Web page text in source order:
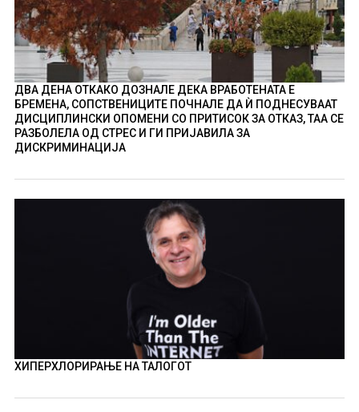
ДВА ДЕНА ОТКАКО ДОЗНАЛЕ ДЕКА ВРАБОТЕНАТА Е
БРЕМЕНА, СОПСТВЕНИЦИТЕ ПОЧНАЛЕ ДА Ѝ ПОДНЕСУВААТ
ДИСЦИПЛИНСКИ ОПОМЕНИ СО ПРИТИСОК ЗА ОТКАЗ, ТАА СЕ
РАЗБОЛЕЛА ОД СТРЕС И ГИ ПРИЈАВИЛА ЗА
ДИСКРИМИНАЦИЈА
ХИПЕРХЛОРИРАЊЕ НА ТАЛОГОТ